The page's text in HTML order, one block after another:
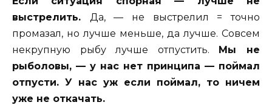
выстрелить. Да, — не выстрелил = точно
промазал, но лучше меньше, да лучше. Совсем
некрупную рыбу лучше отпустить. Мы не
рыболовы, — у нас нет принципа — поймал
отпусти. У нас уж если поймал, то ничем
уже не откачать.